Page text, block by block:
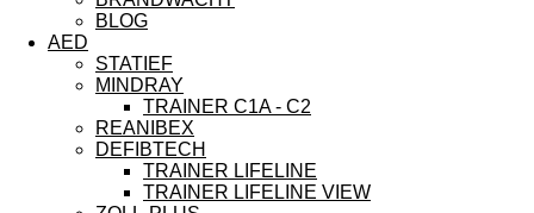
BLOG
AED
STATIEF
MINDRAY
TRAINER C1A - C2
REANIBEX
DEFIBTECH
TRAINER LIFELINE
TRAINER LIFELINE VIEW